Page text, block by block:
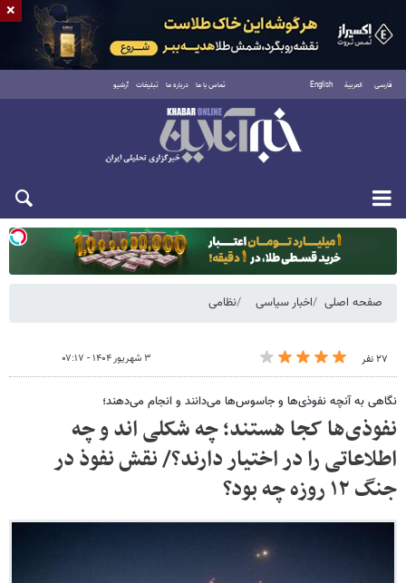
فارسی العربية English تماس با ما درباره ما تبلیغات آرشیو
یکشنبه ۱۸ مرداد ۱۴۰۵
صفحه اصلی اخبار سیاسی نظامی
۲۷ نفر ۳ شهریور ۱۴۰۴ - ۰۷:۱۷
نگاهی به آنچه نفوذی‌ها و جاسوس‌ها می‌دانند و انجام می‌دهند؛
نفوذی‌ها کجا هستند؛ چه شکلی اند و چه
اطلاعاتی را در اختیار دارند؟/ نقش نفوذ در
جنگ ۱۲ روزه چه بود؟
×